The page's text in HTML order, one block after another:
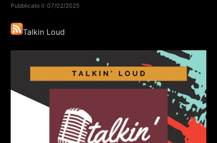
SELEZIONI MUSICALI
Pubblicato il: 07/02/2025
Talkin Loud